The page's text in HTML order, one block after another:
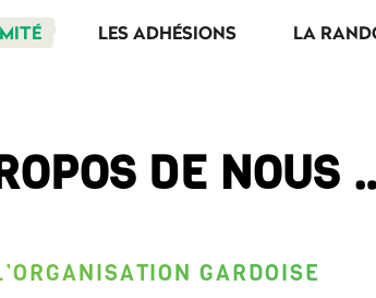
LES ADHÉSIONS LA
DE NOUS
GARDOISE